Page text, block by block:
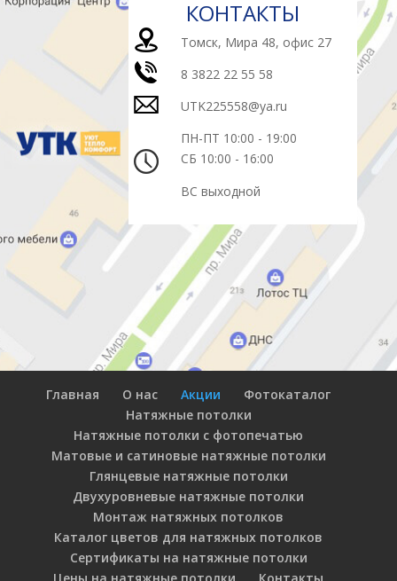
КОНТАКТЫ
Томск, Мира 48, офис 27
8 3822 22 55 58
UTK225558@ya.ru
ПН-ПТ 10:00 - 19:00
СБ 10:00 - 16:00
ВС выходной
Главная О нас Акции
Фотокаталог
Натяжные потолки
Натяжные потолки с фотопечатью
Матовые и сатиновые натяжные потолки
Глянцевые натяжные потолки
Двухуровневые натяжные потолки
Монтаж натяжных потолков
Каталог цветов для натяжных потолков
Сертификаты на натяжные потолки